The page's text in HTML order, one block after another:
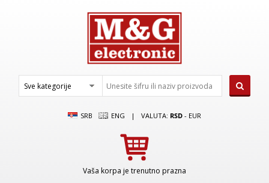
SRB ENG | VALUTA: RSD - EUR
Vaša korpa je trenutno prazna